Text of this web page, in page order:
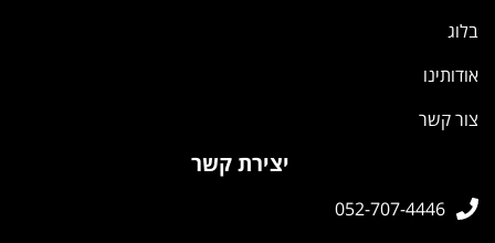
בלוג
אודותינו
צור קשר
יצירת קשר
052-707-4446